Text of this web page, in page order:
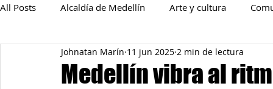
All Posts Alcaldía de Medellín Arte y cultura
Educación Derechos Humanos Deporte
Medellín vibra al
Johnatan Marín 11 jun 2025 2 min de lectura